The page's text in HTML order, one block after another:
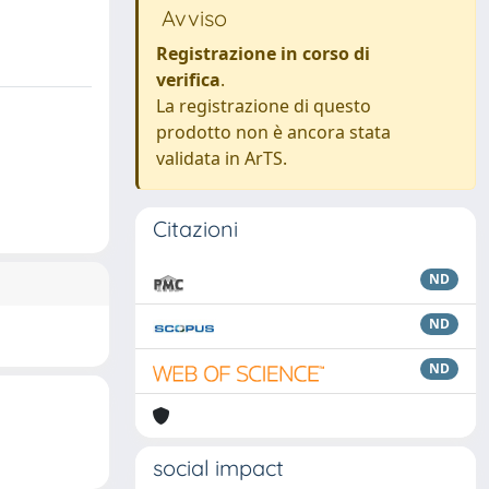
Avviso
Registrazione in corso di
verifica.
La registrazione di questo
prodotto non è ancora stata
validata in ArTS.
Citazioni
ND
ND
ND
social impact